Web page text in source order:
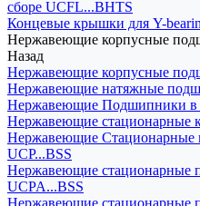
сборе UCFL...BHTS
Концевые крышки для Y-
Нержавеющие корпусные
Назад
Нержавеющие корпусные
Нержавеющие натяжные
Нержавеющие Подшипники в
Нержавеющие стационарные
Нержавеющие Стационарные
UCP...BSS
Нержавеющие стационарные
UCPA...BSS
Нержавеющие стационарные